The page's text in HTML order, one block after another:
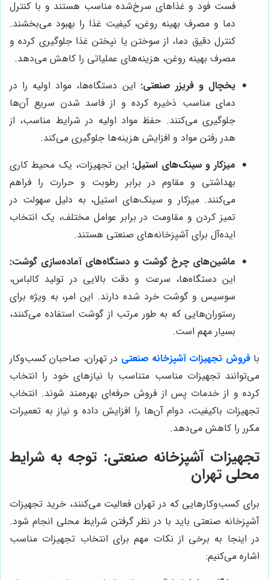
فست فود و غذاهای سرخ‌شده مناسب هستند و با کنترل
دما و مصرف بهینه روغن، کیفیت غذا را بهبود می‌بخشند.
کنترل دقیق دما، از سوختن یا نپختن غذا جلوگیری کرده و
مصرف بهینه روغن، هزینه‌های عملیاتی را کاهش می‌دهد.
یخچال و فریزر صنعتی: این دستگاه‌ها، مواد اولیه را در
دمای مناسب ذخیره کرده و از فاسد شدن سریع آن‌ها
جلوگیری می‌کنند. حفظ مواد اولیه در شرایط مناسب، از
هدر رفتن مواد و افزایش هزینه‌ها جلوگیری می‌کند.
میزکار و سینک‌های استیل: این تجهیزات، یک محیط کاری
بهداشتی و مقاوم در برابر رطوبت و حرارت را فراهم
می‌کنند. میزکار و سینک‌های استیل، به دلیل سهولت در
تمیز کردن و مقاومت در برابر عوامل مختلف، یک انتخاب
ایده‌آل برای آشپزخانه‌های صنعتی هستند.
ماشین‌های چرخ گوشت و دستگاه‌های آماده‌سازی گوشت:
این دستگاه‌ها، سرعت و دقت بالایی در تولید کالباس،
سوسیس و گوشت خرد شده دارند. این امر، به ویژه برای
رستوران‌هایی که به طور مرتب از گوشت استفاده می‌کنند،
بسیار مهم است.
بافروش تجهیزات آشپزخانه صنعتی در تهران، صاحبان کسب‌وکار
می‌توانند تجهیزات مناسب متناسب با نیازهای خود را انتخاب
کرده و از خدمات پس از فروش حرفه‌ای بهره‌مند شوند. انتخاب
تجهیزات باکیفیت، دوام آن‌ها را افزایش داده و نیاز به تعمیرات
مکرر را کاهش می‌دهد.
تجهیزات آشپزخانه صنعتی: توجه به شرایط
محلی تهران
برای کسب‌وکارهایی که در تهران فعالیت می‌کنند، خرید تجهیزات
آشپزخانه صنعتی باید با در نظر گرفتن شرایط محلی انجام شود.
در اینجا به برخی از نکات مهم برای انتخاب تجهیزات مناسب
اشاره می‌کنیم: